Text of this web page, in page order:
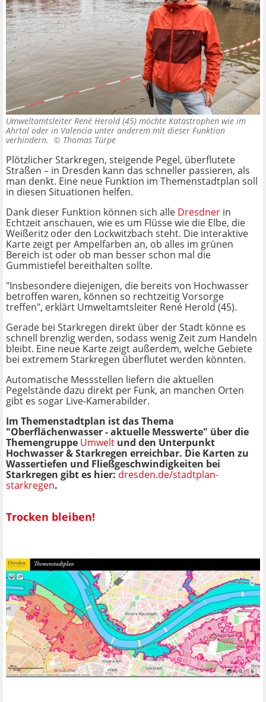
Umweltamtsleiter René Herold (45) möchte Katastrophen wie im
Ahrtal oder in Valencia unter anderem mit dieser Funktion
verhindern. © Thomas Türpe
Plötzlicher Starkregen, steigende Pegel, überflutete
Straßen – in Dresden kann das schneller passieren, als
man denkt. Eine neue Funktion im Themenstadtplan soll
in diesen Situationen helfen.
Dank dieser Funktion können sich alle Dresdner in
Echtzeit anschauen, wie es um Flüsse wie die Elbe, die
Weißeritz oder den Lockwitzbach steht. Die interaktive
Karte zeigt per Ampelfarben an, ob alles im grünen
Bereich ist oder ob man besser schon mal die
Gummistiefel bereithalten sollte.
"Insbesondere diejenigen, die bereits von Hochwasser
betroffen waren, können so rechtzeitig Vorsorge
treffen", erklärt Umweltamtsleiter René Herold (45).
Gerade bei Starkregen direkt über der Stadt könne es
schnell brenzlig werden, sodass wenig Zeit zum Handeln
bleibt. Eine neue Karte zeigt außerdem, welche Gebiete
bei extremem Starkregen überflutet werden könnten.
Automatische Messstellen liefern die aktuellen
Pegelstände dazu direkt per Funk, an manchen Orten
gibt es sogar Live-Kamerabilder.
Im Themenstadtplan ist das Thema
"Oberflächenwasser - aktuelle Messwerte" über die
Themengruppe Umwelt und den Unterpunkt
Hochwasser & Starkregen erreichbar. Die Karten zu
Wassertiefen und Fließgeschwindigkeiten bei
Starkregen gibt es hier: dresden.de/stadtplan-
starkregen.
Trocken bleiben!